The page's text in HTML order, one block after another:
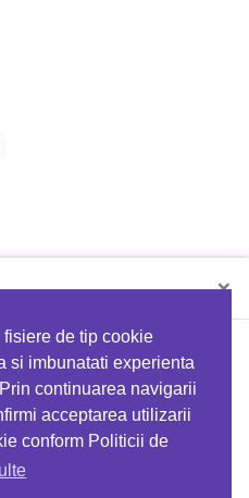
de tip cookie
si imbunatati experienta
continuarea navigarii
acceptarea utilizarii
conform Politicii de
×
folosind codul